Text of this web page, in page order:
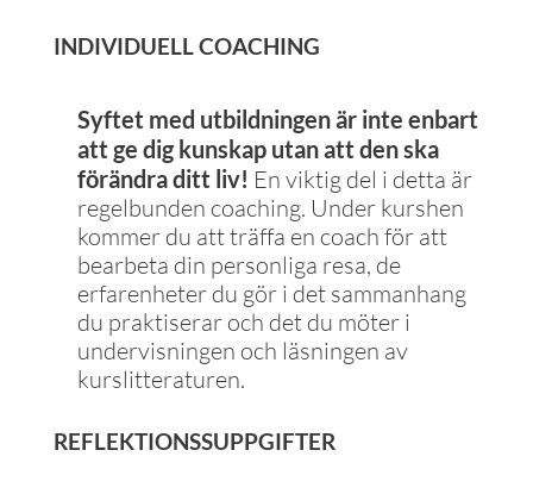
INDIVIDUELL COACHING
Syftet med utbildningen är inte enbart
att ge dig kunskap utan att den ska
förändra ditt liv! En viktig del i detta är
regelbunden coaching. Under kurshen
kommer du att träffa en coach för att
bearbeta din personliga resa, de
erfarenheter du gör i det sammanhang
du praktiserar och det du möter i
undervisningen och läsningen av
kurslitteraturen.
REFLEKTIONSSUPPGIFTER